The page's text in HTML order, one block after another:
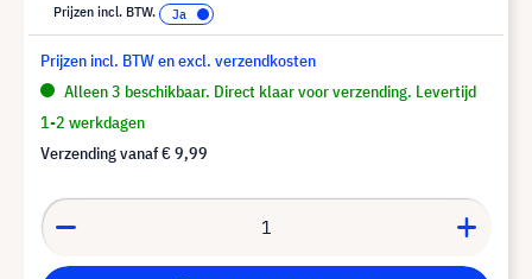
Prijzen incl. BTW.
Prijzen incl. BTW en excl. verzendkosten
Alleen 3 beschikbaar. Direct klaar voor verzending. Levertijd
1-2 werkdagen
Verzending vanaf€ 9,99